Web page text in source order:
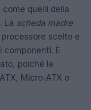
quelli della
. La scheda madre
scelto e
componenti. È
poiché le
Micro-ATX o